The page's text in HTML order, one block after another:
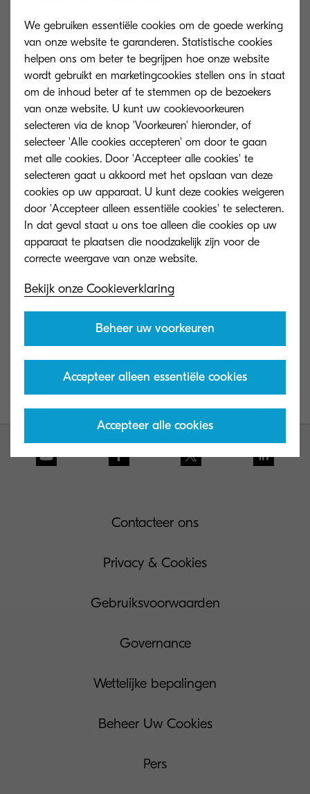
Contacteer ons
Privacy & Cookies
Gebruiksvoorwaarden
Governance
Wettelijke bepalingen
Beheer Uw Cookies
Pers
We gebruiken essentiële cookies om de goede werking
van onze website te garanderen. Statistische cookies
helpen ons om beter te begrijpen hoe onze website
wordt gebruikt en marketingcookies stellen ons in staat
om de inhoud beter af te stemmen op de bezoekers
van onze website. U kunt uw cookievoorkeuren
selecteren via de knop 'Voorkeuren' hieronder, of
selecteer 'Alle cookies accepteren' om door te gaan
met alle cookies. Door 'Accepteer alle cookies' te
selecteren gaat u akkoord met het opslaan van deze
cookies op uw apparaat. U kunt deze cookies weigeren
door 'Accepteer alleen essentiële cookies' te selecteren.
In dat geval staat u ons toe alleen die cookies op uw
apparaat te plaatsen die noodzakelijk zijn voor de
Bekijk onze Cookieverklaring
Beheer uw voorkeuren
Accepteer alleen essentiële cookies
Accepteer alle cookies